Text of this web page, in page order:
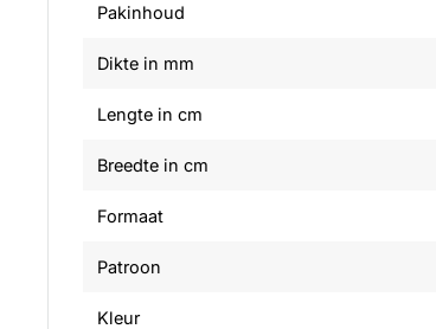
Pakinhoud
Dikte in mm
Lengte in cm
Breedte in cm
Formaat
Patroon
Kleur